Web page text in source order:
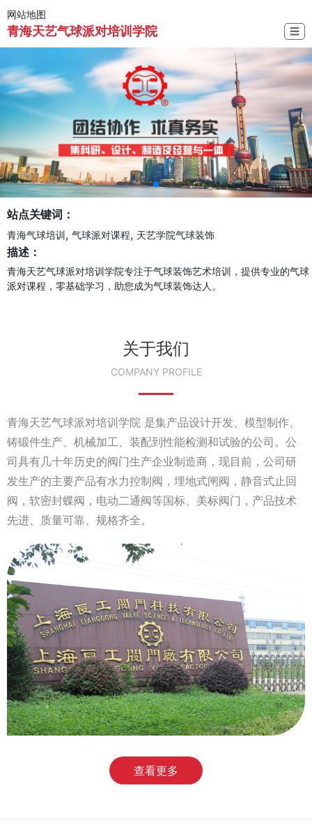
网站地图
青海天艺气球派对培训学院 ☰
站点关键词：
青海气球培训, 气球派对课程, 天艺学院气球装饰
描述：
青海天艺气球派对培训学院专注于气球装饰艺术培训，提供专业的气球
派对课程，零基础学习，助您成为气球装饰达人。
关于我们
COMPANY PROFILE
青海天艺气球派对培训学院 是集产品设计开发、模型制作、
铸锻件生产、机械加工、装配到性能检测和试验的公司。公
司具有几十年历史的阀门生产企业制造商，现目前，公司研
发生产的主要产品有水力控制阀，埋地式闸阀，静音式止回
阀，软密封蝶阀，电动二通阀等国标、美标阀门，产品技术
先进、质量可靠、规格齐全。
查看更多